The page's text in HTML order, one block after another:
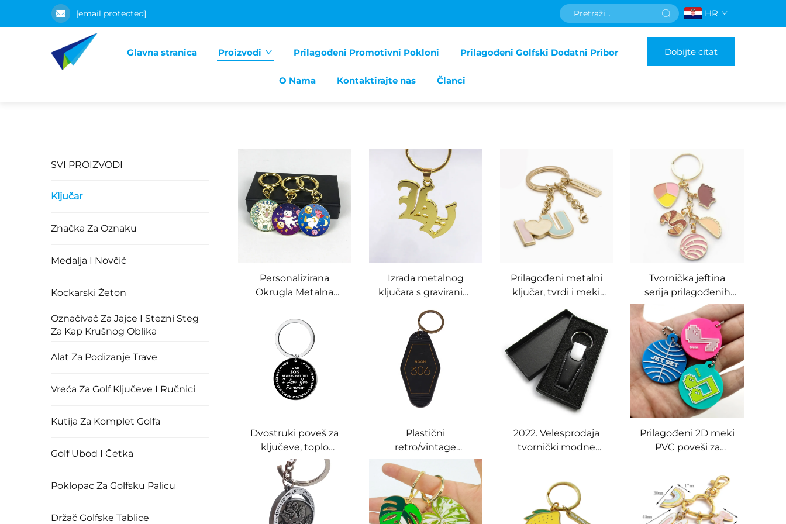
[email protected] HR
Glavna stranica Proizvodi Prilagođeni Promotivni Pokloni Prilagođeni Golfski Dodatni Pribor
O Nama Kontaktirajte nas Članci
Dobijte citat
SVI PROIZVODI
Ključar
Značka Za Oznaku
Medalja I Novčić
Kockarski Žeton
Označivač Za Jajce I Stezni Steg
Za Kap Krušnog Oblika
Alat Za Podizanje Trave
Vreća Za Golf Ključeve I Ručnici
Kutija Za Komplet Golfa
Golf Ubod I Četka
Poklopac Za Golfsku Palicu
Držač Golfske Tablice
Personalizirana
Okrugla Metalna
Ključarca na Prodaju
Izrada metalnog
ključara s graviranim
lijevani zlatni slova
Prilagođeni metalni
ključar, tvrdi i meki
boje, ručno izrađen,
oblik šalice za kavu,
ključar za torbu
Tvornička jeftina
serija prilagođenih
metalnih ključara,
personalizirani slatki
logotipi, veleprodaja,
prilagođeni slovni
ključar s tvrdim
emajlom
Dvostruki poveš za
ključeve, toplo
preporučen poklon
za majčin dan s
čvrstoćom poput
majčine ljubavi
Plastični
retro/vintage
motel/hotel s
mogućnošću
utiskivanja logotipa i
brojem sobe
2022. Velesprodaja
tvornički modne
logotipom
automobila,
prilagođeni ključar s
Prilagođeni 2D meki
PVC poveši za
personalizirani meki
gumeni poveši za
ključeve, 3D
prilagođeni silikonski